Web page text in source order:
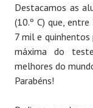
Destacamos as
(10.º C) que,
7 mil e quinhentos
máxima do
melhores do
Parabéns!